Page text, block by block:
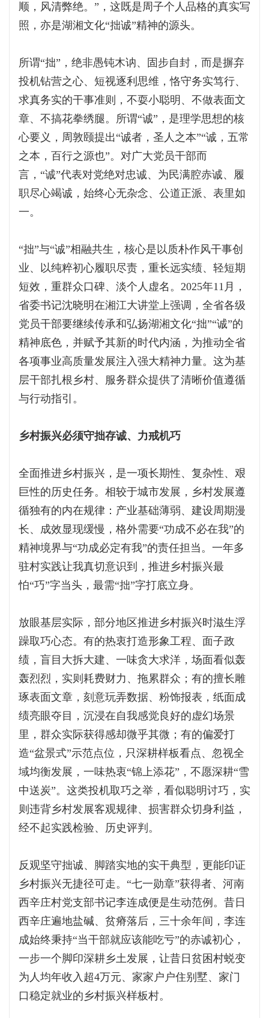
顺，风清弊绝。”，这既是周子个人品格的真实写
照，亦是湖湘文化“拙诚”精神的源头。
所谓“拙”，绝非愚钝木讷、固步自封，而是摒弃
投机钻营之心、短视逐利思维，恪守务实笃行、
求真务实的干事准则，不耍小聪明、不做表面文
章、不搞花拳绣腿。所谓“诚”，是理学思想的核
心要义，周敦颐提出“诚者，圣人之本”“诚，五常
之本，百行之源也”。对广大党员干部而
言，“诚”代表对党绝对忠诚、为民满腔赤诚、履
职尽心竭诚，始终心无杂念、公道正派、表里如
一。
“拙”与“诚”相融共生，核心是以质朴作风干事创
业、以纯粹初心履职尽责，重长远实绩、轻短期
短效，重群众口碑、淡个人虚名。2025年11月，
省委书记沈晓明在湘江大讲堂上强调，全省各级
党员干部要继续传承和弘扬湖湘文化“拙”“诚”的
精神底色，并赋予其新的时代内涵，为推动全省
各项事业高质量发展注入强大精神力量。这为基
层干部扎根乡村、服务群众提供了清晰价值遵循
与行动指引。
乡村振兴必须守拙存诚、力戒机巧
全面推进乡村振兴，是一项长期性、复杂性、艰
巨性的历史任务。相较于城市发展，乡村发展遵
循独有的内在规律：产业基础薄弱、建设周期漫
长、成效显现缓慢，格外需要“功成不必在我”的
精神境界与“功成必定有我”的责任担当。一年多
驻村实践让我真切意识到，推进乡村振兴最
怕“巧”字当头，最需“拙”字打底立身。
放眼基层实际，部分地区推进乡村振兴时滋生浮
躁取巧心态。有的热衷打造形象工程、面子政
绩，盲目大拆大建、一味贪大求洋，场面看似轰
轰烈烈，实则耗费财力、拖累群众；有的擅长雕
琢表面文章，刻意玩弄数据、粉饰报表，纸面成
绩亮眼夺目，沉浸在自我感觉良好的虚幻场景
里，群众实际获得感却微乎其微；有的偏爱打
造“盆景式”示范点位，只深耕样板看点、忽视全
域均衡发展，一味热衷“锦上添花”，不愿深耕“雪
中送炭”。这类投机取巧之举，看似聪明讨巧，实
则违背乡村发展客观规律、损害群众切身利益，
经不起实践检验、历史评判。
反观坚守拙诚、脚踏实地的实干典型，更能印证
乡村振兴无捷径可走。“七一勋章”获得者、河南
西辛庄村党支部书记李连成便是生动范例。昔日
西辛庄遍地盐碱、贫瘠落后，三十余年间，李连
成始终秉持“当干部就应该能吃亏”的赤诚初心，
一步一个脚印深耕乡土发展，让昔日贫困村蜕变
为人均年收入超4万元、家家户户住别墅、家门
口稳定就业的乡村振兴样板村。